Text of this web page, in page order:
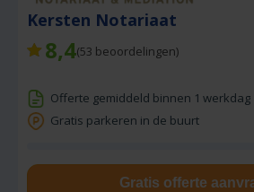
Kersten Notariaat
8,4(53 beoordelingen)
Offerte gemiddeld binnen 1 werkdag
Gratis parkeren in de buurt
Gratis offerte